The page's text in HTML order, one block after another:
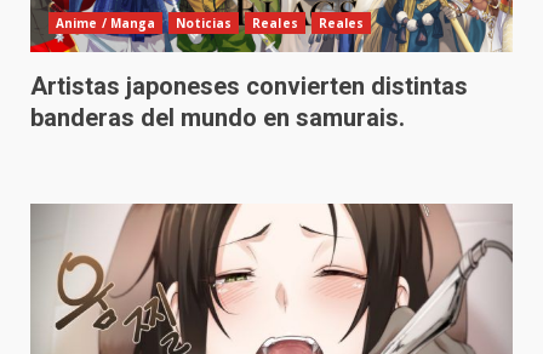
Anime / Manga Noticias Reales Reales
Artistas japoneses convierten distintas
banderas del mundo en samurais.